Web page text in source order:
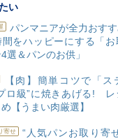
い
パンマニアが全力おす
間をハッピーにする「
選＆パンのお供」
【肉】簡単コツで「ス
ロ級”に焼きあげる! レ
め【うまい肉厳選】
寄せ
“人気パンお取り寄